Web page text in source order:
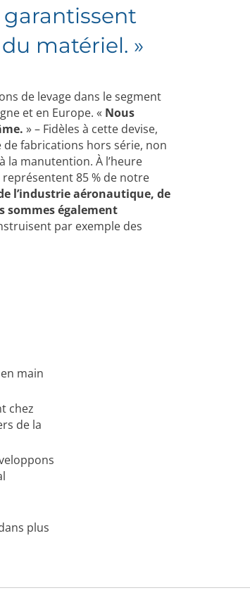
matériel. »
de levage dans le segment
et en Europe. « Nous
» – Fidèles à cette devise,
fabrications hors série, non
la manutention. À l’heure
85 % de notre
l’industrie aéronautique, de
sommes également
par exemple des
main
chez
de la
plus